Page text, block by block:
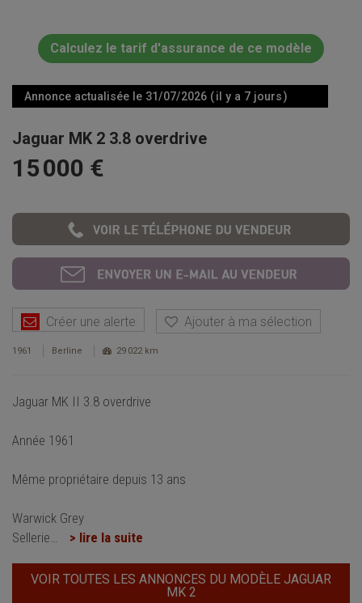
Calculez le tarif d'assurance de ce modèle
Annonce actualisée le 31/07/2026 ( il y a 7 jours )
Jaguar MK 2 3.8 overdrive
15 000 €
Créer une alerte Ajouter à ma sélection
1961 Berline 29 022 km
Jaguar MK II 3.8 overdrive
Année 1961
Même propriétaire depuis 13 ans
Warwick Grey
Sellerie… > lire la suite
VOIR TOUTES LES ANNONCES DU MODÈLE JAGUAR
MK 2